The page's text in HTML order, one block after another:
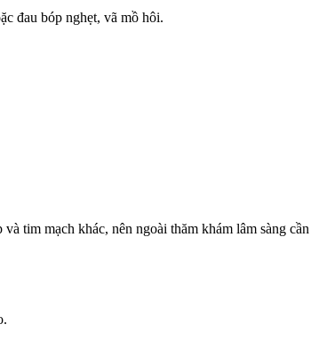
đau bóp nghẹt, vã mồ hôi.
tim mạch khác, nên ngoài thăm khám lâm sàng